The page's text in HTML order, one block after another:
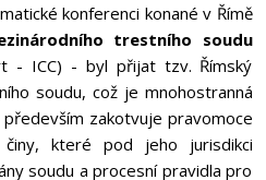
konferenci konané v Římě
trestního soudu
- ICC) - byl přijat tzv. Římský
soudu, což je mnohostranná
zakotvuje pravomoce
které pod jeho jurisdikci
soudu a procesní pravidla pro